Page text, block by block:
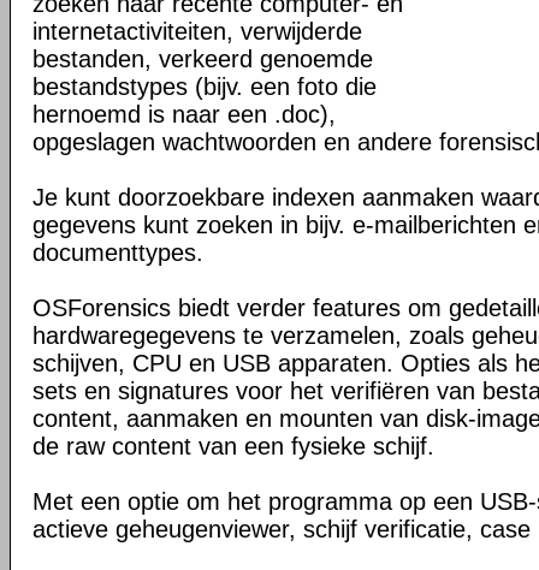
internetactiviteiten, verwijderde
bestanden, verkeerd genoemde
bestandstypes (bijv. een foto die
hernoemd is naar een .doc),
opgeslagen wachtwoorden en andere
Je kunt doorzoekbare indexen aanmaken
gegevens kunt zoeken in bijv. e-mailberichten
documenttypes.
OSForensics biedt verder features om
hardwaregegevens te verzamelen, zoals
schijven, CPU en USB apparaten. Opties als
sets en signatures voor het verifiëren van
content, aanmaken en mounten van disk-
de raw content van een fysieke schijf.
Met een optie om het programma op een
actieve geheugenviewer, schijf verificatie,